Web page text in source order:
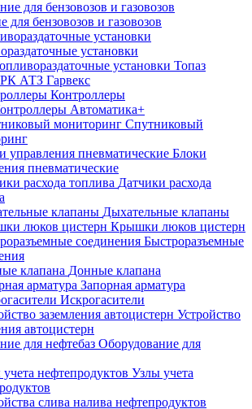
для бензовозов и газовозов
установки
установки Топаз
АТЗ Гарвекс
Контроллеры
Автоматика+
Спутниковый
Блоки
пневматические
Датчики расхода
Дыхательные клапаны
Крышки люков цистерн
Быстроразъемные
Донные клапана
Запорная арматура
Искрогасители
Устройство
автоцистерн
Оборудование для
Узлы учета